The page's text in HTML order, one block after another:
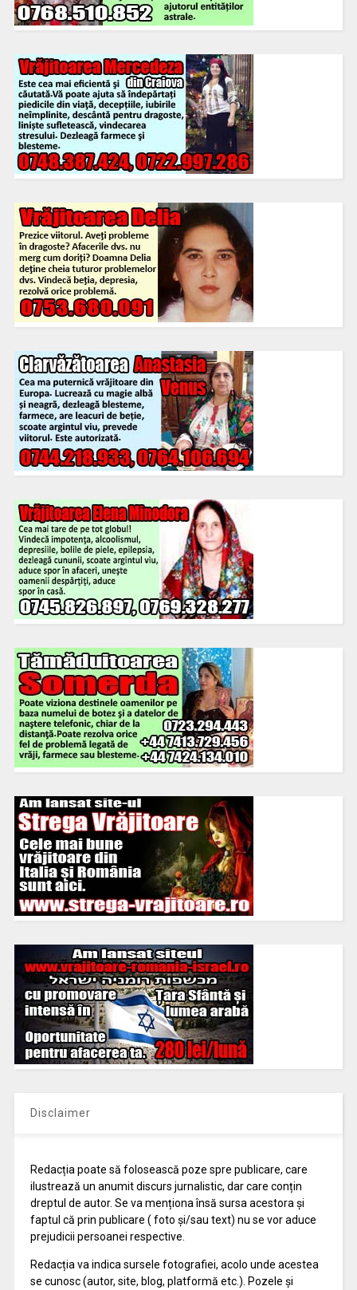
Disclaimer
Redacția poate să folosească poze spre publicare, care
ilustrează un anumit discurs jurnalistic, dar care conțin
dreptul de autor. Se va menționa însă sursa acestora și
faptul că prin publicare ( foto și/sau text) nu se vor aduce
prejudicii persoanei respective.
Redacția va indica sursele fotografiei, acolo unde acestea
se cunosc (autor, site, blog, platformă etc.). Pozele și